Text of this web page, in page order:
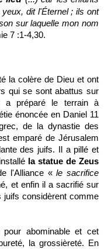
dit l'Éternel ; ils ont
sur laquelle mon nom
7 :1-4,30.
la colère de Dieu et ont
qui se sont abattus sur
a préparé le terrain à
énoncée en Daniel 11
de la dynastie des
emparé de Jérusalem
des juifs. Il a pillé et
la statue de Zeus
l'Alliance «le sacrifice
et enfin il a sacrifié sur
juifs considèrent comme
abominable et cet
la grossièreté.
En